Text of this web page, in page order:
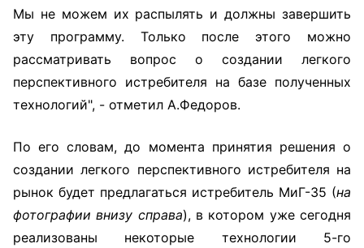
Мы не можем их распылять и должны завершить
эту программу. Только после этого можно
рассматривать вопрос о создании легкого
перспективного истребителя на базе полученных
технологий", - отметил А.Федоров.
По его словам, до момента принятия решения о
создании легкого перспективного истребителя на
рынок будет предлагаться истребитель МиГ-35 (на
фотографии внизу справа), в котором уже сегодня
реализованы некоторые технологии 5-го